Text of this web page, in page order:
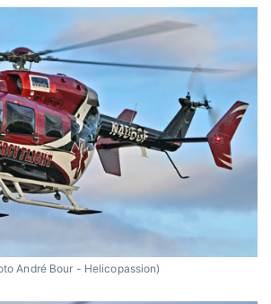
André Bour - Helicopassion)